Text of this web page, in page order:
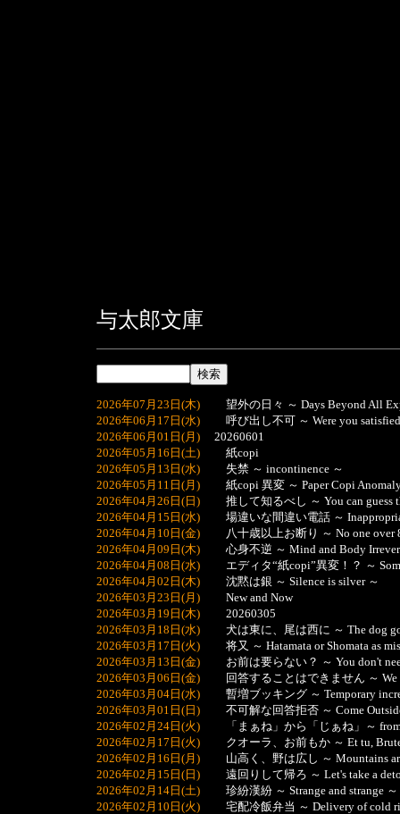
与太郎文庫
2026年07月23日(木)望外の日々 ～ Days Beyond All
2026年06月17日(水)呼び出し不可 ～ Were you satisfied
2026年06月01日(月)20260601
2026年05月16日(土)紙copi
2026年05月13日(水)失禁 ～ incontinence ～
2026年05月11日(月)紙copi 異変 ～ Paper Copi
2026年04月26日(日)推して知るべし ～ You can guess
2026年04月15日(水)場違いな間違い電話 ～
2026年04月10日(金)八十歳以上お断り ～ No one over
2026年04月09日(木)心身不逆 ～ Mind and Body
2026年04月08日(水)エディタ“紙copi”異変！？ ～
2026年04月02日(木)沈黙は銀 ～ Silence is silver ～
2026年03月23日(月)New and Now
2026年03月19日(木)20260305
2026年03月18日(水)犬は東に、尾は西に ～ The dog
2026年03月17日(火)将又 ～ Hatamata or Shomata as
2026年03月13日(金)お前は要らない？ ～ You don't
2026年03月06日(金)回答することはできません ～ We
2026年03月04日(水)暫増ブッキング ～ Temporary
2026年03月01日(日)不可解な回答拒否 ～ Come
2026年02月24日(火)「まぁね」から「じぁね」～ from
2026年02月17日(火)クオーラ、お前もか ～ Et tu, Brute
2026年02月16日(月)山高く、野は広し ～ Mountains are
2026年02月15日(日)遠回りして帰ろ ～ Let's take a
2026年02月14日(土)珍紛漢紛 ～ Strange and strange ～
2026年02月10日(火)宅配冷飯弁当 ～ Delivery of cold